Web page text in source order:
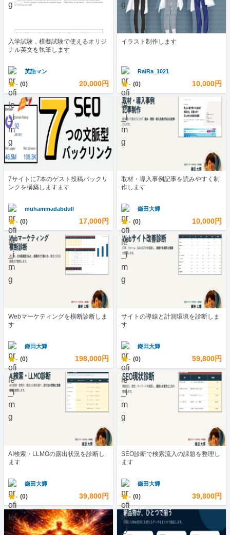
入学試験，模擬試験で使えるオリジ
ナル英文を執筆します
英語マン
- (0) 20,000円
イラスト制作します
RaiRa_1021
- (0) 10,000円
7サイトに7本のゲスト投稿バックリ
ンクを構築しますます
muhammadabdull
- (0) 17,000円
取材・導入事例記事を読みやすく制
作します
鎌田大輝
- (0) 10,000円
Webマーケティングを横断診断しま
す
鎌田大輝
- (0) 198,000円
サイトの導線と計測環境を診断しま
す
鎌田大輝
- (0) 59,800円
AI検索・LLMOの露出状況を診断し
ます
鎌田大輝
- (0) 39,800円
SEO診断で検索流入の課題を整理し
ます
鎌田大輝
- (0) 39,800円